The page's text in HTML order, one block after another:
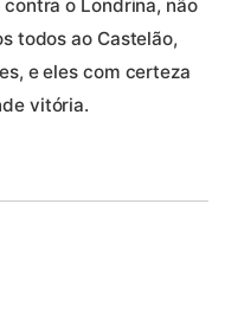
o Londrina, não
todos ao Castelão,
e eles com certeza
vitória.